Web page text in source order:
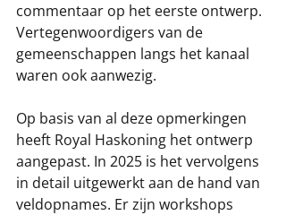
commentaar op het eerste ontwerp.
Vertegenwoordigers van de
gemeenschappen langs het kanaal
waren ook aanwezig.
Op basis van al deze opmerkingen
heeft Royal Haskoning het ontwerp
aangepast. In 2025 is het vervolgens
in detail uitgewerkt aan de hand van
veldopnames. Er zijn workshops